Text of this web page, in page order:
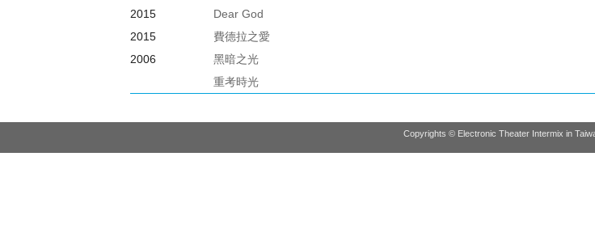
2015
Dear God
2015
費德拉之愛
2006
黑暗之光
重考時光
Copyrights © Electronic Theater Intermix in